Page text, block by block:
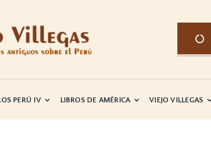
PERÚ IV LIBROS DE AMÉRICA VIEJO VILLEGAS